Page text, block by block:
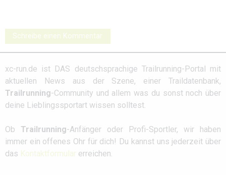
Schreibe einen Kommentar
xc-run.de ist DAS deutschsprachige Trailrunning-Portal mit
aktuellen News aus der Szene, einer Traildatenbank,
Trailrunning-Community und allem was du sonst noch über
deine Lieblingssportart wissen solltest.
Ob Trailrunning-Anfänger oder Profi-Sportler, wir haben
immer ein offenes Ohr für dich! Du kannst uns jederzeit über
das Kontaktformular erreichen.